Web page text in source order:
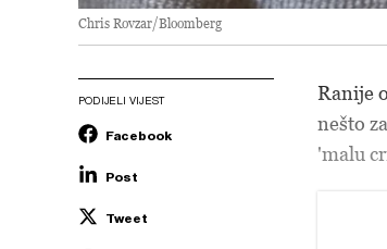
Chris Rovzar/Bloomberg
PODIJELI VIJEST
Facebook
Post
Tweet
Ranije
nešto
'malu